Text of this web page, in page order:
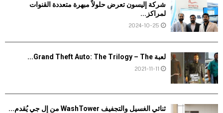
شركة إليسون تعرض حلولاً مبهرة متعددة القنوات
لمراكز...
2024-10-25
لعبة Grand Theft Auto: The Trilogy – The...
2021-11-11
ثنائي الغسيل والتجفيف WashTower من إل جي يُقدم...